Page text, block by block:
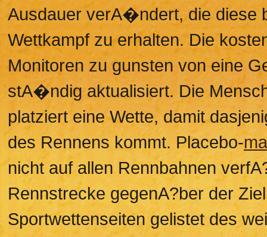
Ausdauer verA�ndert, die diese
Wettkampf zu erhalten. Die
Monitoren zu gunsten von eine
stA�ndig aktualisiert. Die
platziert eine Wette, damit
des Rennens kommt. Placebo-
nicht auf allen Rennbahnen
Rennstrecke gegenA?ber der
Sportwettenseiten gelistet des